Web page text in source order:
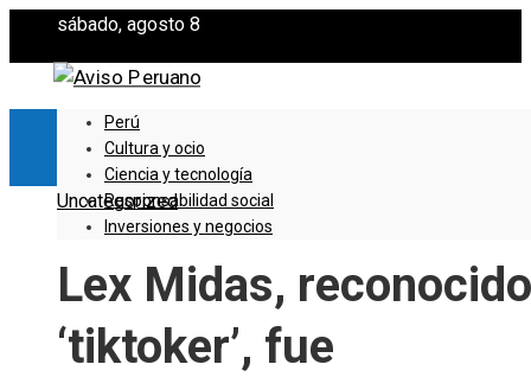
sábado, agosto 8
Perú
Cultura y ocio
Ciencia y tecnología
Responsabilidad social
Inversiones y negocios
Uncategorized
Lex Midas, reconocido
‘tiktoker’, fue